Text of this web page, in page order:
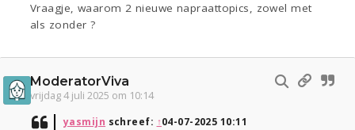
Vraagje, waarom 2 nieuwe napraattopics, zowel met
als zonder ?
ModeratorViva
vrijdag 4 juli 2025 om 10:14
yasmijn schreef: ↑04-07-2025 10:11